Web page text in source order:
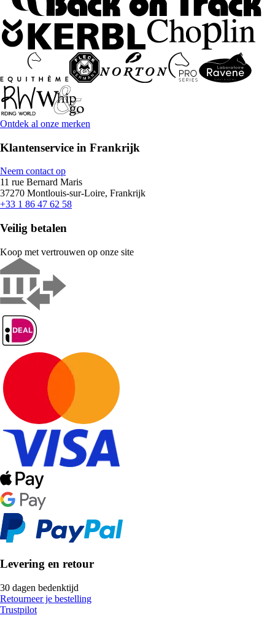
Ontdek al onze merken
Klantenservice in Frankrijk
Neem contact op
11 rue Bernard Maris
37270 Montlouis-sur-Loire, Frankrijk
+33 1 86 47 62 58
Veilig betalen
Koop met vertrouwen op onze site
Levering en retour
30 dagen bedenktijd
Retourneer je bestelling
Trustpilot